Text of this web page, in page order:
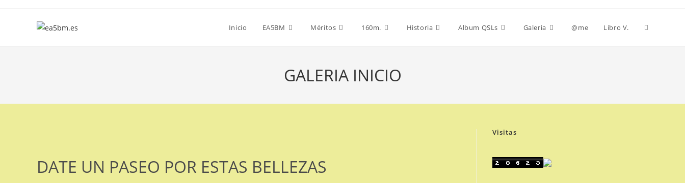
Inicio EA5BM Méritos 160m. Historia Album QSLs Galeria @me Libro V. Alternar
de
GALERIA INICIO
DATE UN PASEO POR ESTAS BELLEZAS
Visitas